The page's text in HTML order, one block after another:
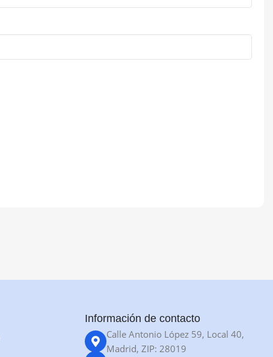
Información de contacto
Calle Antonio López 59, Local 40,
Madrid, ZIP: 28019